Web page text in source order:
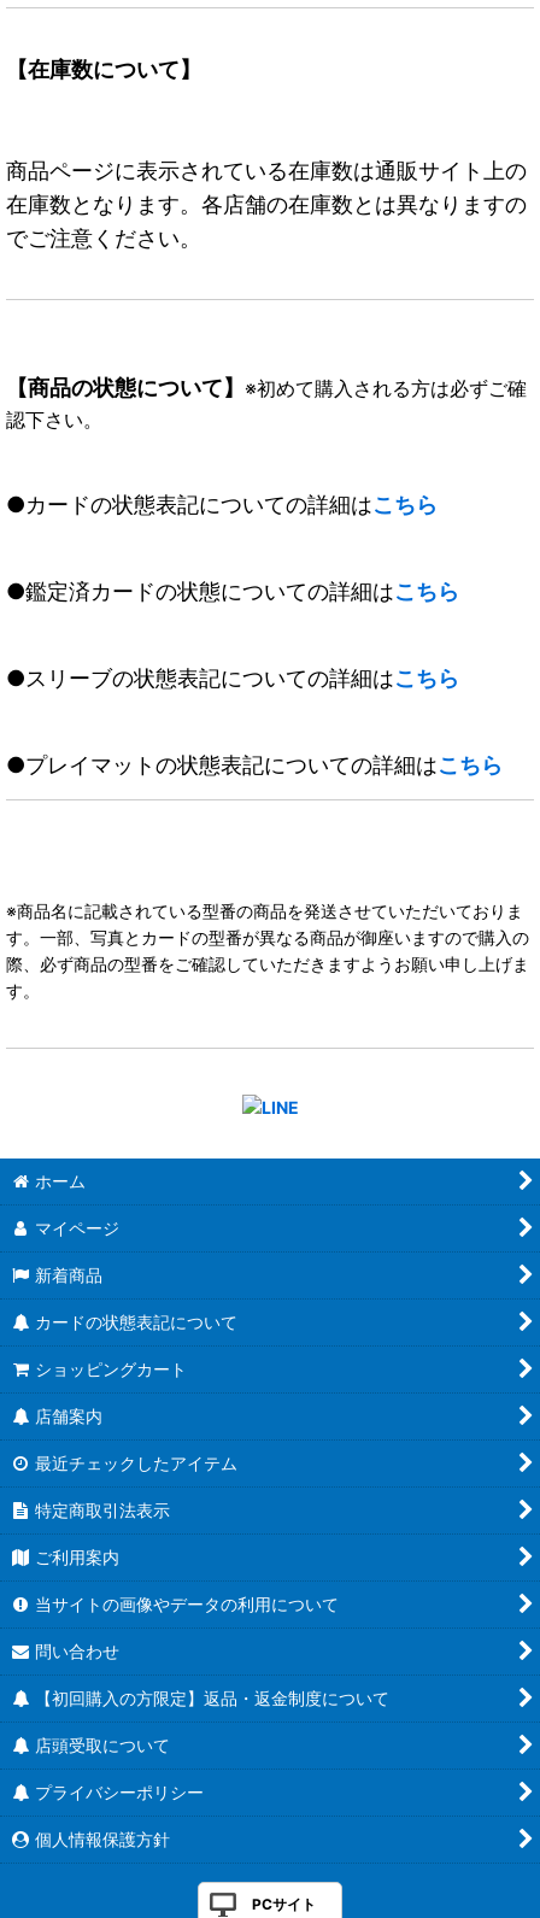
【在庫数について】
商品ページに表示されている在庫数は通販サイト上の
在庫数となります。各店舗の在庫数とは異なりますの
でご注意ください。
【商品の状態について】 ※初めて購入される方は必ずご確
認下さい。
●カードの状態表記についての詳細はこちら
●鑑定済カードの状態についての詳細はこちら
●スリーブの状態表記についての詳細はこちら
●プレイマットの状態表記についての詳細はこちら
※商品名に記載されている型番の商品を発送させていただいておりま
す。一部、写真とカードの型番が異なる商品が御座いますので購入の
際、必ず商品の型番をご確認していただきますようお願い申し上げま
す。
ホーム
マイページ
新着商品
カードの状態表記について
ショッピングカート
店舗案内
最近チェックしたアイテム
特定商取引法表示
ご利用案内
当サイトの画像やデータの利用について
問い合わせ
【初回購入の方限定】返品・返金制度について
店頭受取について
プライバシーポリシー
個人情報保護方針
PCサイト